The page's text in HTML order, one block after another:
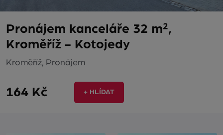
Pronájem kanceláře 32 m²,
Kroměříž - Kotojedy
Kroměříž, Pronájem
164 Kč + HLÍDAT